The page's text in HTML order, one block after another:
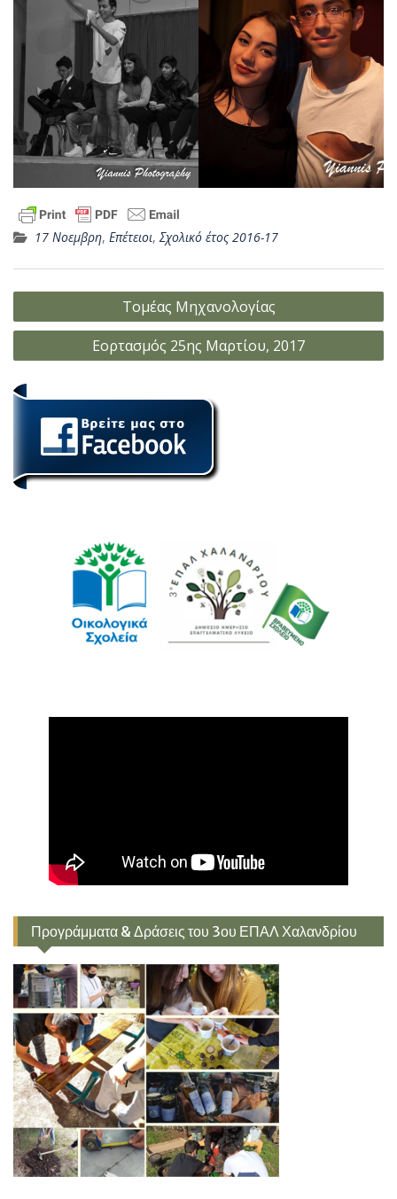
17 Νοεμβρη, Επέτειοι,Σχολικό έτος 2016-17
Πλοήγηση
άρθρων
Τομέας Μηχανολογίας
Εορτασμός 25ης Μαρτίου, 2017
Προγράμματα & Δράσεις του 3ου ΕΠΑΛ Χαλανδρίου